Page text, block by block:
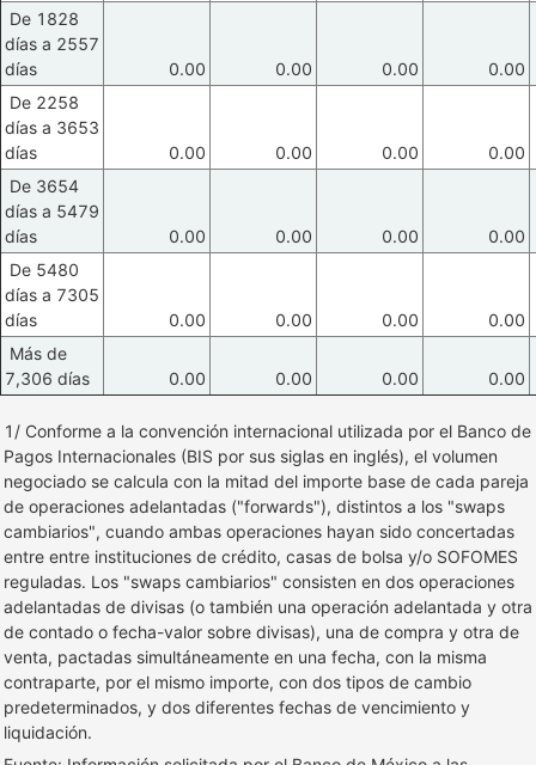
De 1828
días a 2557
días
0.00 0.00 0.00
0.00
De 2258
días a 3653
días
0.00 0.00 0.00
0.00
De 3654
días a 5479
días
0.00 0.00 0.00
0.00
De 5480
días a 7305
días
0.00 0.00 0.00
0.00
Más de
7,306 días
0.00 0.00 0.00 0.00
1/ Conforme a la convención internacional utilizada por el Banco de
Pagos Internacionales (BIS por sus siglas en inglés), el volumen
negociado se calcula con la mitad del importe base de cada pareja
de operaciones adelantadas ("forwards"), distintos a los "swaps
cambiarios", cuando ambas operaciones hayan sido concertadas
entre entre instituciones de crédito, casas de bolsa y/o SOFOMES
reguladas. Los "swaps cambiarios" consisten en dos operaciones
adelantadas de divisas (o también una operación adelantada y otra
de contado o fecha-valor sobre divisas), una de compra y otra de
venta, pactadas simultáneamente en una fecha, con la misma
contraparte, por el mismo importe, con dos tipos de cambio
predeterminados, y dos diferentes fechas de vencimiento y
liquidación.